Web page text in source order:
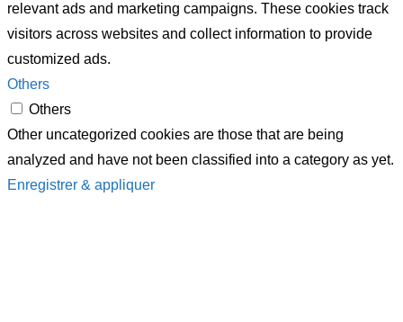
relevant ads and marketing campaigns. These cookies track
visitors across websites and collect information to provide
customized ads.
Others
Others
Other uncategorized cookies are those that are being
analyzed and have not been classified into a category as yet.
Enregistrer & appliquer